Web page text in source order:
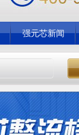
强元芯新闻